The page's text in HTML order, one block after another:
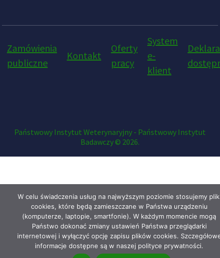
Zamówienia
publiczne
Kontakt
Oferty
pracy
System
e-
klient
Państwowy Instytut Weterynaryjny - Państwowy Instytut
Badawczy © 2026.
W celu świadczenia usług na najwyższym poziomie stosujemy
cookies, które będą zamieszczane w Państwa urządzeniu
(komputerze, laptopie, smartfonie). W każdym momencie mogą
Państwo dokonać zmiany ustawień Państwa przeglądarki
internetowej i wyłączyć opcję zapisu plików cookies.
informacje dostępne są w naszej polityce prywatności.